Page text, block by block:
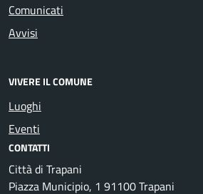
Comunicati
Avvisi
VIVERE IL COMUNE
Luoghi
Eventi
CONTATTI
Città di Trapani
Piazza Municipio, 1 91100 Trapani